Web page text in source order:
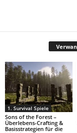
1. Survival Spiele
Sons of the Forest –
Überlebens-Crafting &
Basisstrategien für die